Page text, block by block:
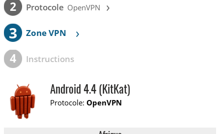
2 Protocole OpenVPN ›
3 Zone VPN ›
4 Instructions
Android 4.4 (KitKat)
Protocole:OpenVPN